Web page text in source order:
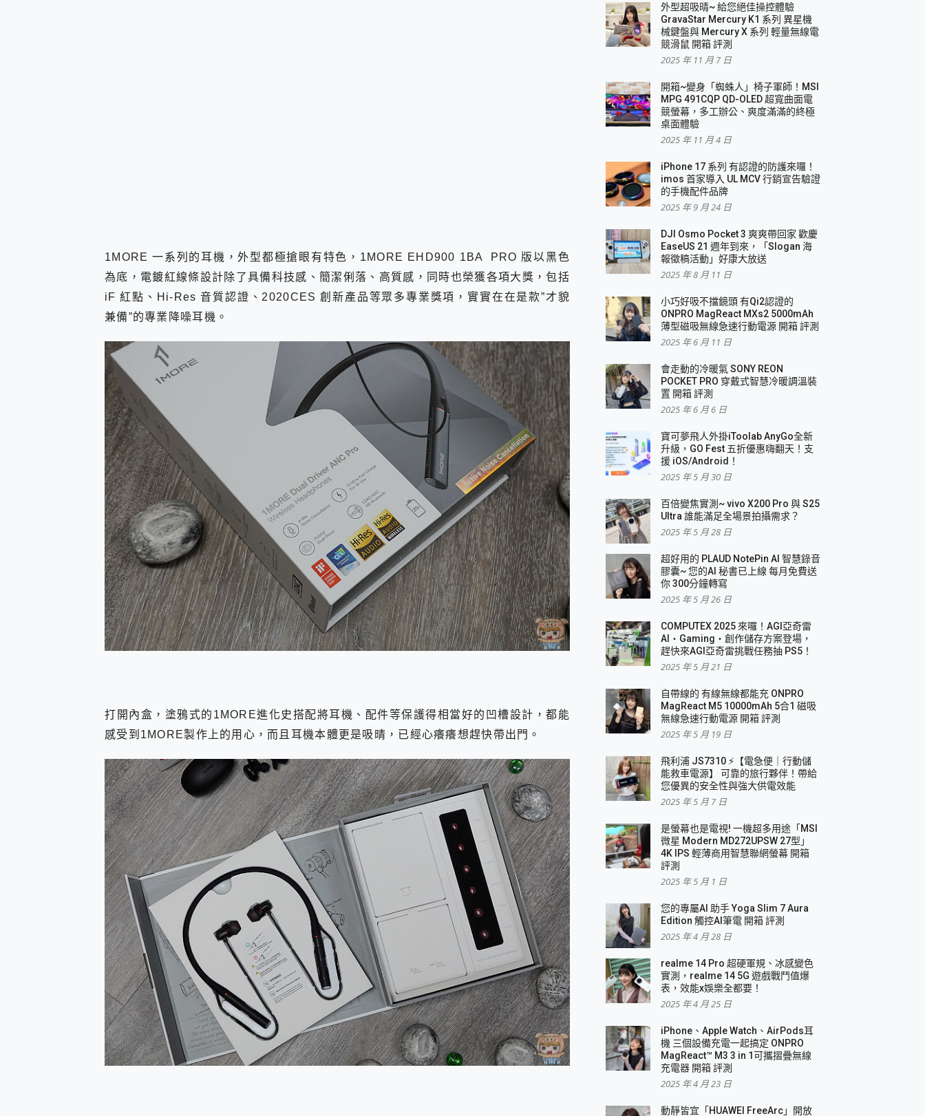
1MORE 一系列的耳機，外型都極搶眼有特色，1MORE EHD900 1BA PRO 版以黑色
為底，電鍍紅線條設計除了具備科技感、簡潔俐落、高質感，同時也榮獲各項大獎，包括
iF 紅點、Hi-Res 音質認證、2020CES 創新產品等眾多專業獎項，實實在在是款”才貌
兼備”的專業降噪耳機。
打開內盒，塗鴉式的1MORE進化史搭配將耳機、配件等保護得相當好的凹槽設計，都能
感受到1MORE製作上的用心，而且耳機本體更是吸晴，已經心癢癢想趕快帶出門。
外型超吸晴~ 給您絕佳操控體驗
GravaStar Mercury K1 系列 異星機
械鍵盤與 Mercury X 系列 輕量無線電
競滑鼠 開箱 評測
2025 年 11 月 7 日
開箱~變身「蜘蛛人」椅子軍師！MSI
MPG 491CQP QD-OLED 超寬曲面電
競螢幕，多工辦公、爽度滿滿的終極
桌面體驗
2025 年 11 月 4 日
iPhone 17 系列 有認證的防護來囉！
imos 首家導入 UL MCV 行銷宣告驗證
的手機配件品牌
2025 年 9 月 24 日
DJI Osmo Pocket 3 爽爽帶回家 歡慶
EaseUS 21 週年到來，「Slogan 海
報徵稿活動」好康大放送
2025 年 8 月 11 日
小巧好吸不擋鏡頭 有Qi2認證的
ONPRO MagReact MXs2 5000mAh
薄型磁吸無線急速行動電源 開箱 評測
2025 年 6 月 11 日
會走動的冷暖氣 SONY REON
POCKET PRO 穿戴式智慧冷暖調溫裝
置 開箱 評測
2025 年 6 月 6 日
寶可夢飛人外掛iToolab AnyGo全新
升級，GO Fest 五折優惠嗨翻天！支
援 iOS/Android！
2025 年 5 月 30 日
百倍變焦實測~ vivo X200 Pro 與 S25
Ultra 誰能滿足全場景拍攝需求？
2025 年 5 月 28 日
超好用的 PLAUD NotePin AI 智慧錄音
膠囊~ 您的AI 秘書已上線 每月免費送
你 300分鐘轉寫
2025 年 5 月 26 日
COMPUTEX 2025 來囉！AGI亞奇雷
AI・Gaming・創作儲存方案登場，
趕快來AGI亞奇雷挑戰任務抽 PS5！
2025 年 5 月 21 日
自帶線的 有線無線都能充 ONPRO
MagReact M5 10000mAh 5合1 磁吸
無線急速行動電源 開箱 評測
2025 年 5 月 19 日
飛利浦 JS7310 ⚡【電急便｜行動儲
能救車電源】 可靠的旅行夥伴！帶給
您優異的安全性與強大供電效能
2025 年 5 月 7 日
是螢幕也是電視! 一機超多用途「MSI
微星 Modern MD272UPSW 27型」
4K IPS 輕薄商用智慧聯網螢幕 開箱
評測
2025 年 5 月 1 日
您的專屬AI 助手 Yoga Slim 7 Aura
Edition 觸控AI筆電 開箱 評測
2025 年 4 月 28 日
realme 14 Pro 超硬軍規、冰感變色
實測，realme 14 5G 遊戲戰鬥值爆
表，效能x娛樂全都要！
2025 年 4 月 25 日
iPhone、Apple Watch、AirPods耳
機 三個設備充電一起搞定 ONPRO
MagReact™ M3 3 in 1可攜摺疊無線
充電器 開箱 評測
2025 年 4 月 23 日
動靜皆宜「HUAWEI FreeArc」開放